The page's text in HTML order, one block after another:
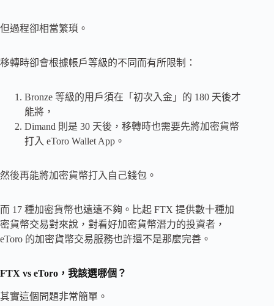
但過程卻相當繁瑣。
移轉時卻會根據帳戶等級的不同而有所限制：
Bronze 等級的用戶須在「初次入金」的 180 天後才
能將，
Dimand 則是 30 天後，移轉時也需要先將加密貨幣
打入 eToro Wallet App。
然後再能將加密貨幣打入自己錢包。
而 17 種加密貨幣也遠遠不夠。比起 FTX 提供數十種加
密貨幣交易對來說，對看好加密貨幣潛力的投資者，
eToro 的加密貨幣交易服務也許還不是那麼完善。
FTX vs eToro，我該選哪個？
其實這個問題非常簡單。